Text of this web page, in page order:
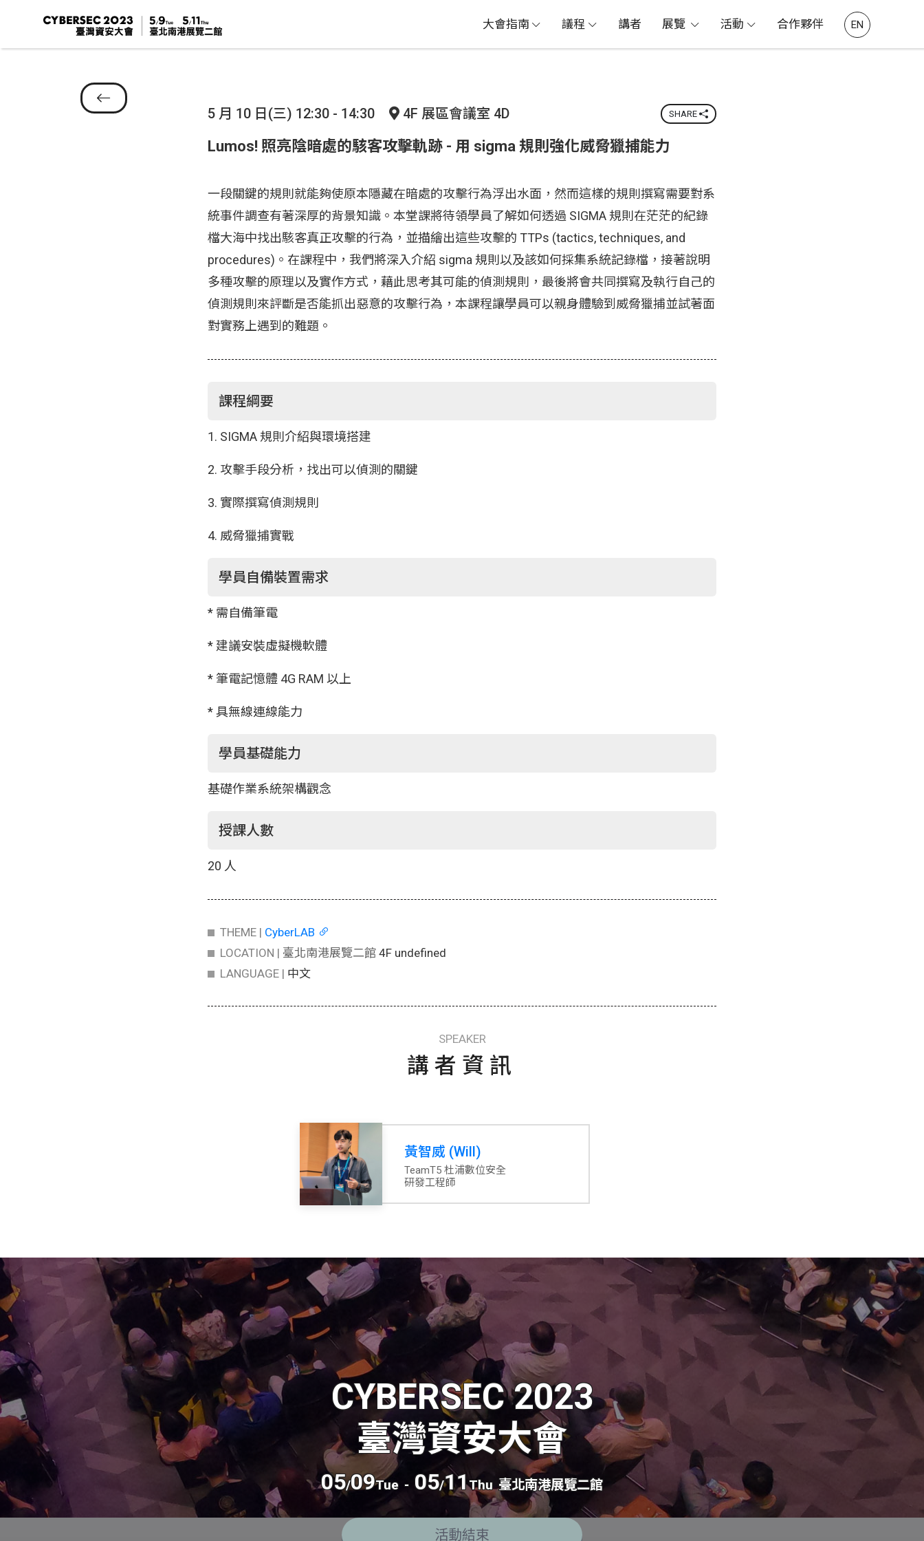
大會指南 議程 講者 展覽 活動 合作夥伴 EN
5 月 10 日(三) 12:30 - 14:30 4F 展區會議室 4D SHARE
Lumos! 照亮陰暗處的駭客攻擊軌跡 - 用 sigma 規則強化威脅獵捕能力
一段關鍵的規則就能夠使原本隱藏在暗處的攻擊行為浮出水面，然而這樣的規則撰寫需要對系
統事件調查有著深厚的背景知識。本堂課將待領學員了解如何透過 SIGMA 規則在茫茫的紀錄
檔大海中找出駭客真正攻擊的行為，並描繪出這些攻擊的 TTPs (tactics, techniques, and
procedures)。在課程中，我們將深入介紹 sigma 規則以及該如何採集系統記錄檔，接著說明
多種攻擊的原理以及實作方式，藉此思考其可能的偵測規則，最後將會共同撰寫及執行自己的
偵測規則來評斷是否能抓出惡意的攻擊行為，本課程讓學員可以親身體驗到威脅獵捕並試著面
對實務上遇到的難題。
課程綱要
1. SIGMA 規則介紹與環境搭建
2. 攻擊手段分析，找出可以偵測的關鍵
3. 實際撰寫偵測規則
4. 威脅獵捕實戰
學員自備裝置需求
* 需自備筆電
* 建議安裝虛擬機軟體
* 筆電記憶體 4G RAM 以上
*具無線連線能力
學員基礎能力
基礎作業系統架構觀念
授課人數
20 人
THEME | CyberLAB
LOCATION | 臺北南港展覽二館 4F undefined
LANGUAGE | 中文
SPEAKER
講者資訊
黃智威 (Will)
TeamT5 杜浦數位安全
研發工程師
CYBERSEC 2023
臺灣資安大會
05/09Tue - 05/11Thu 臺北南港展覽二館
活動結束